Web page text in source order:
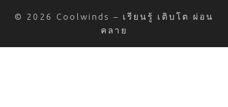
© 2026 Coolwinds – เรียนรู้ เติบโต ผ่อน
คลาย